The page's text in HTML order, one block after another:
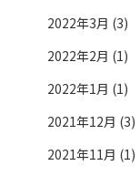
2022年3月 (3)
2022年2月 (1)
2022年1月 (1)
2021年12月 (3)
2021年11月 (1)